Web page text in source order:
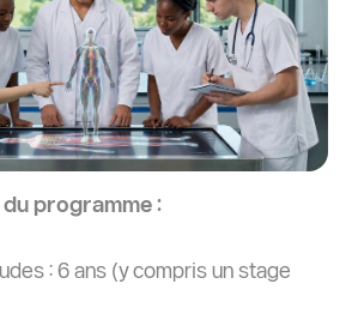
programme :
: 6 ans (y compris un stage